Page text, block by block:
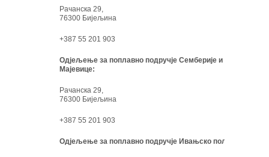
Рачанска 29,
76300 Бијељина
+387 55 201 903
Одјељење за поплавно подручје Семберије и
Мајевице:
Рачанска 29,
76300 Бијељина
+387 55 201 903
Одјељење за поплавно подручје Ивањско поље: